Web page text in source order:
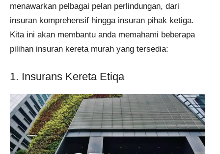
menawarkan pelbagai pelan perlindungan, dari
insuran komprehensif hingga insuran pihak ketiga.
Kita ini akan membantu anda memahami beberapa
pilihan insuran kereta murah yang tersedia:
1. Insurans Kereta Etiqa